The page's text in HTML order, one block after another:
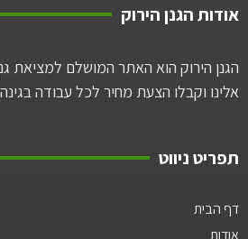
אודות הגנן הירוק
הגנן הירוק הוא האתר המושלם למציאת
אלינו וקבלו הצעת מחיר לכל עבודה
תפריט ניווט
דף הבית
אודות